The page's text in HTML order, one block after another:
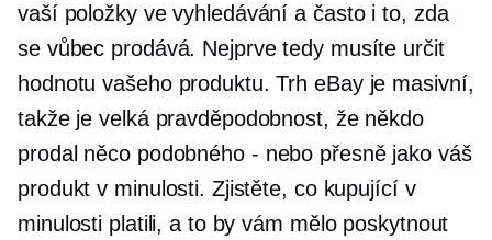
vaší položky ve vyhledávání a často i to, zda
se vůbec prodává. Nejprve tedy musíte určit
hodnotu vašeho produktu. Trh eBay je masivní,
takže je velká pravděpodobnost, že někdo
prodal něco podobného - nebo přesně jako váš
produkt v minulosti. Zjistěte, co kupující v
minulosti platili, a to by vám mělo poskytnout